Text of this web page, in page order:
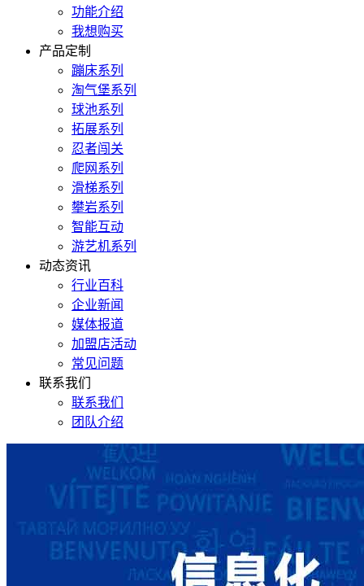
功能介绍
我想购买
产品定制
蹦床系列
淘气堡系列
球池系列
拓展系列
忍者闯关
爬网系列
滑梯系列
攀岩系列
智能互动
游艺机系列
动态资讯
行业百科
企业新闻
媒体报道
加盟店活动
常见问题
联系我们
联系我们
团队介绍